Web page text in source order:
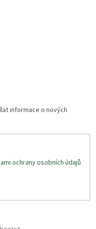
informace o nových
ochrany osobních údajů